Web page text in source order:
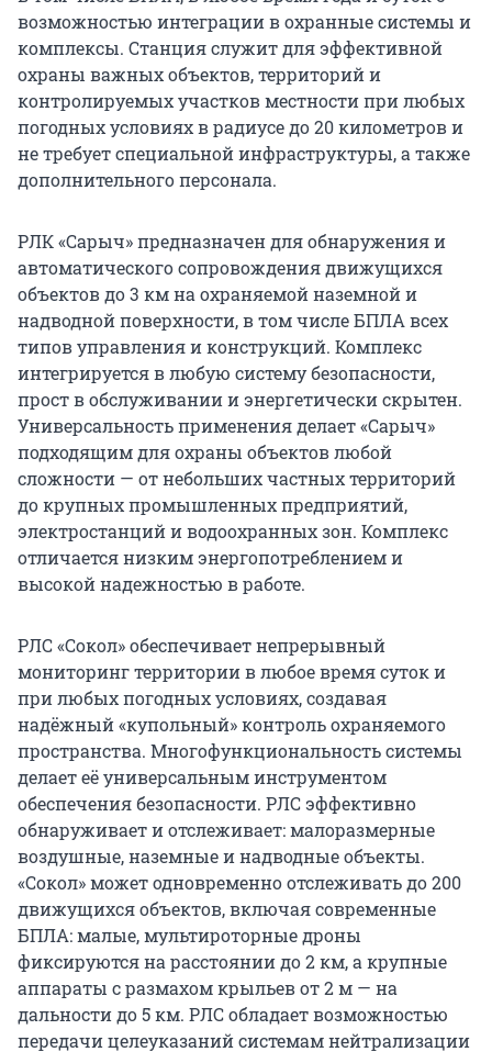
возможностью интеграции в охранные системы и
комплексы. Станция служит для эффективной
охраны важных объектов, территорий и
контролируемых участков местности при любых
погодных условиях в радиусе до 20 километров и
не требует специальной инфраструктуры, а также
дополнительного персонала.
РЛК «Сарыч» предназначен для обнаружения и
автоматического сопровождения движущихся
объектов до 3 км на охраняемой наземной и
надводной поверхности, в том числе БПЛА всех
типов управления и конструкций. Комплекс
интегрируется в любую систему безопасности,
прост в обслуживании и энергетически скрытен.
Универсальность применения делает «Сарыч»
подходящим для охраны объектов любой
сложности — от небольших частных территорий
до крупных промышленных предприятий,
электростанций и водоохранных зон. Комплекс
отличается низким энергопотреблением и
высокой надежностью в работе.
РЛС «Сокол» обеспечивает непрерывный
мониторинг территории в любое время суток и
при любых погодных условиях, создавая
надёжный «купольный» контроль охраняемого
пространства. Многофункциональность системы
делает её универсальным инструментом
обеспечения безопасности. РЛС эффективно
обнаруживает и отслеживает: малоразмерные
воздушные, наземные и надводные объекты.
«Сокол» может одновременно отслеживать до 200
движущихся объектов, включая современные
БПЛА: малые, мультироторные дроны
фиксируются на расстоянии до 2 км, а крупные
аппараты с размахом крыльев от 2 м — на
дальности до 5 км. РЛС обладает возможностью
передачи целеуказаний системам нейтрализации